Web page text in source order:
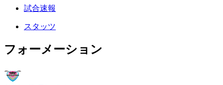
試合速報
スタッツ
フォーメーション